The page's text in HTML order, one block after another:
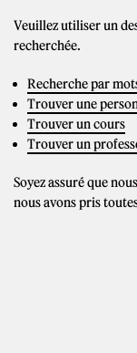
Veuillez utiliser un
recherchée.
Recherche par
Trouver une
Trouver un cours
Trouver un
Soyez assuré que
nous avons pris